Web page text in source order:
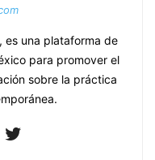
es una plataforma de
para promover el
sobre la práctica